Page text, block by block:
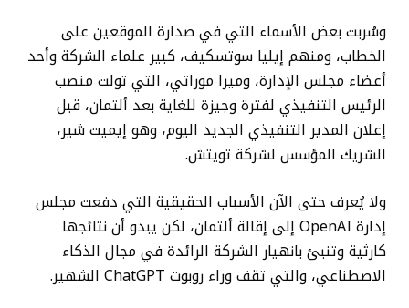
وسُربت بعض الأسماء التي في صدارة الموقعين على
الخطاب، ومنهم إيليا سوتسكيف، كبير علماء الشركة وأحد
أعضاء مجلس الإدارة، وميرا موراتي، التي تولت منصب
الرئيس التنفيذي لفترة وجيزة للغاية بعد ألتمان، قبل
إعلان المدير التنفيذي الجديد اليوم، وهو إيميت شير،
الشريك المؤسس لشركة تويتش.
ولا يُعرف حتى الآن الأسباب الحقيقية التي دفعت مجلس
إدارة OpenAI إلى إقالة ألتمان، لكن يبدو أن نتائجها
كارثية وتنبئ بانهيار الشركة الرائدة في مجال الذكاء
الاصطناعي، والتي تقف وراء روبوت ChatGPT الشهير.